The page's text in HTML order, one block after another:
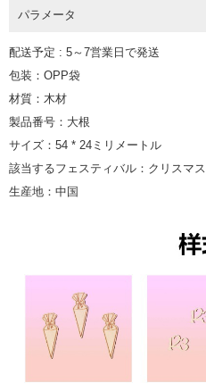
パラメータ
配送予定 : 5～7営業日で発送
包装：OPP袋
材質：木材
製品番号：大根
サイズ：54 * 24ミリメートル
該当するフェスティバル：クリスマス
生産地：中国